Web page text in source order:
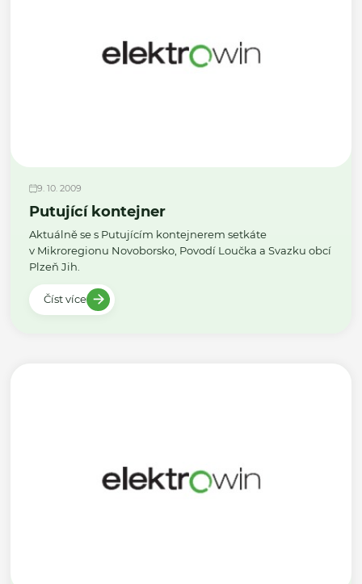
9. 10. 2009
Putující kontejner
Aktuálně se s Putujícím kontejnerem setkáte
v Mikroregionu Novoborsko, Povodí Loučka a Svazku obcí
Plzeň Jih.
Číst více